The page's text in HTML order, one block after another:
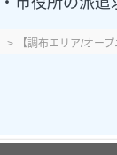
【調布エリア/オー